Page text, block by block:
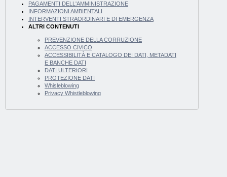
PAGAMENTI DELL'AMMINISTRAZIONE
INFORMAZIONI AMBIENTALI
INTERVENTI STRAORDINARI E DI EMERGENZA
ALTRI CONTENUTI
PREVENZIONE DELLA CORRUZIONE
ACCESSO CIVICO
ACCESSIBILITÀ E CATALOGO DEI DATI, METADATI
E BANCHE DATI
DATI ULTERIORI
PROTEZIONE DATI
Whisleblowing
Privacy Whistleblowing